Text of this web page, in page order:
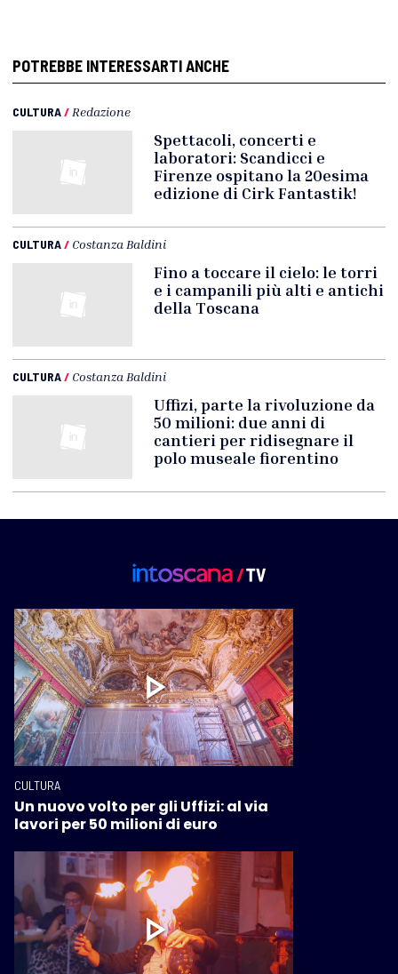
POTREBBE INTERESSARTI ANCHE
CULTURA/ Redazione
Spettacoli, concerti e
laboratori: Scandicci e
Firenze ospitano la 20esima
edizione di Cirk Fantastik!
CULTURA/ Costanza Baldini
Fino a toccare il cielo: le torri
e i campanili più alti e antichi
della Toscana
CULTURA/ Costanza Baldini
Uffizi, parte la rivoluzione da
50 milioni: due anni di
cantieri per ridisegnare il
polo museale fiorentino
CULTURA
Un nuovo volto per gli Uffizi: al via
lavori per 50 milioni di euro